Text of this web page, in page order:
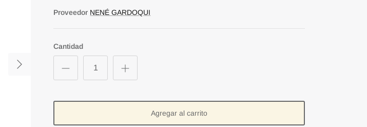
Proveedor NENÉ GARDOQUI
Cantidad
Agregar al carrito